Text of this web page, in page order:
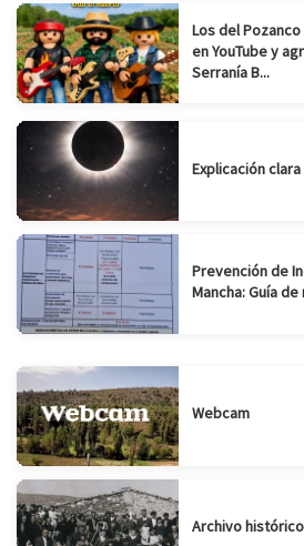
Los del Pozanco
en YouTube y
Serranía B...
Explicación
Prevención de
Mancha: Guía
Webcam
Archivo histórico